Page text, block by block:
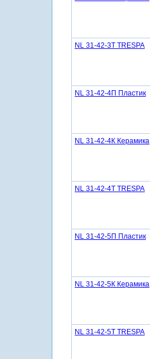
NL 31-42-3Т TRESPA
NL 31-42-4П Пластик
NL 31-42-4К Керамика
NL 31-42-4Т TRESPA
NL 31-42-5П Пластик
NL 31-42-5К Керамика
NL 31-42-5Т TRESPA